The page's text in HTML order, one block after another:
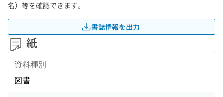
名）等を確認できます。
書誌情報を出力
紙
資料種別
図書